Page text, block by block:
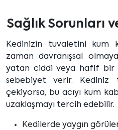
Sağlık Sorunları
Kedinizin tuvaletini kum
zaman davranışsal
yatan ciddi veya hafif bir
sebebiyet verir. Kediniz
çekiyorsa, bu acıyı kum
uzaklaşmayı tercih edebilir.
Kedilerde yaygın